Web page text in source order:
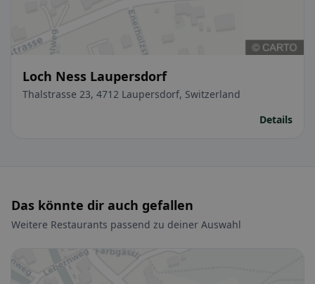
Loch Ness Laupersdorf
Thalstrasse 23, 4712 Laupersdorf, Switzerland
Details
Das könnte dir auch gefallen
Weitere Restaurants passend zu deiner Auswahl